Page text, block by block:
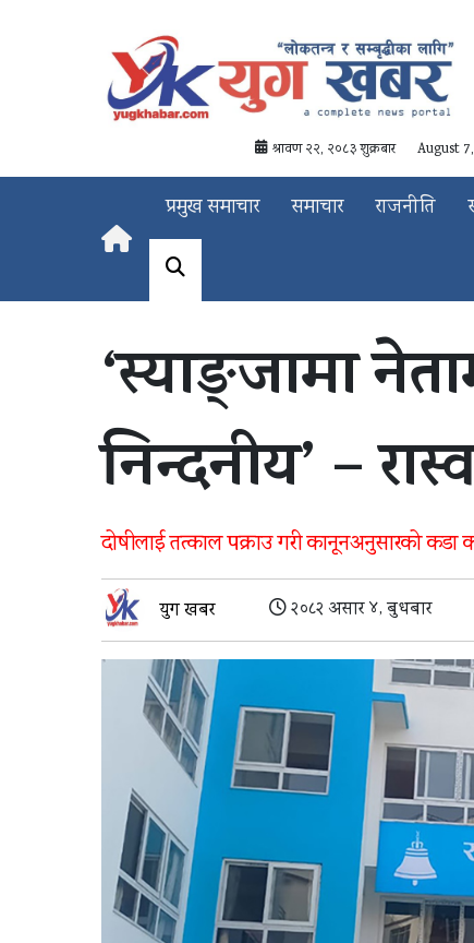
श्रावण २२, २०८३ शुक्रबार August
प्रमुख समाचार समाचार राजनीति
‘स्याङ्जामा
निन्दनीय’ –
दोषीलाई तत्काल पक्राउ गरी कानूनअनुसारको कडा
युग खबर २०८२ असार ४, बुधबार